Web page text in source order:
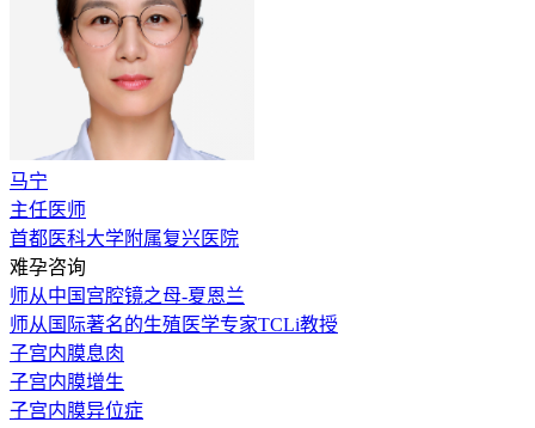
马宁
主任医师
首都医科大学附属复兴医院
难孕咨询
师从中国宫腔镜之母-夏恩兰
师从国际著名的生殖医学专家TCLi教授
子宫内膜息肉
子宫内膜增生
子宫内膜异位症